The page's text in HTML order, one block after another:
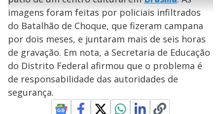
a
y
V
g
n
d
o
s
e
u
n
o
s
M
u
d
o
imagens foram feitas por policiais infiltrados
do Batalhão de Choque, que fizeram campana
por dois meses, e juntaram mais de seis horas
de gravação. Em nota, a Secretaria de Educação
do Distrito Federal afirmou que o problema é
de responsabilidade das autoridades de
segurança.